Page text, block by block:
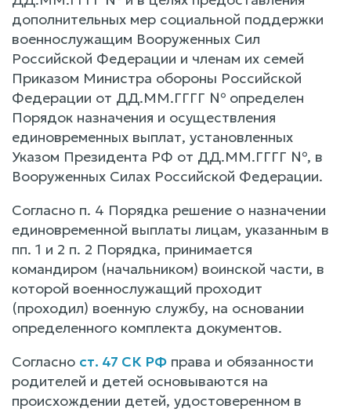
дополнительных мер социальной поддержки
военнослужащим Вооруженных Сил
Российской Федерации и членам их семей
Приказом Министра обороны Российской
Федерации от ДД.ММ.ГГГГ № определен
Порядок назначения и осуществления
единовременных выплат, установленных
Указом Президента РФ от ДД.ММ.ГГГГ №, в
Вооруженных Силах Российской Федерации.
Согласно п. 4 Порядка решение о назначении
единовременной выплаты лицам, указанным в
пп. 1 и 2 п. 2 Порядка, принимается
командиром (начальником) воинской части, в
которой военнослужащий проходит
(проходил) военную службу, на основании
определенного комплекта документов.
Согласно ст. 47 СК РФ права и обязанности
родителей и детей основываются на
происхождении детей, удостоверенном в